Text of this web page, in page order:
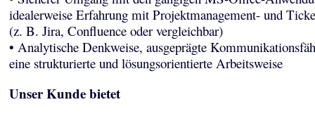
idealerweise Erfahrung mit Projektmanagement- und
(z. B. Jira, Confluence oder vergleichbar)
• Analytische Denkweise, ausgeprägte
eine strukturierte und lösungsorientierte Arbeitsweise
Unser Kunde bietet